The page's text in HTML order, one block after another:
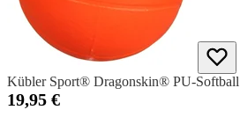
Kübler Sport® Dragonskin® PU-Softball
19,95 €